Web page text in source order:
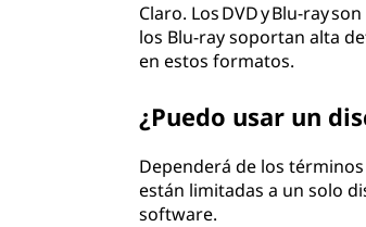
Claro. Los DVD y Blu-ray
los Blu-ray soportan alta
en estos formatos.
¿Puedo usar un
Dependerá de los
están limitadas a un solo
software.